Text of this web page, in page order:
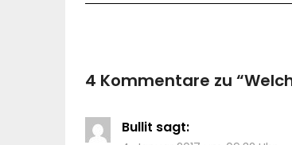
4 Kommentare zu “
Bullit sagt: